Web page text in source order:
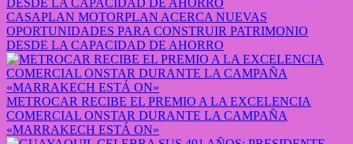
CASAPLAN MOTORPLAN ACERCA NUEVAS
OPORTUNIDADES PARA CONSTRUIR PATRIMONIO
DESDE LA CAPACIDAD DE AHORRO
METROCAR RECIBE EL PREMIO A LA EXCELENCIA
COMERCIAL ONSTAR DURANTE LA CAMPAÑA
«MARRAKECH ESTÁ ON»